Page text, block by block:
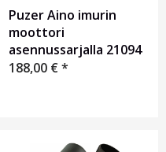
Puzer Aino imurin
moottori
asennussarjalla 21094
188,00 €*